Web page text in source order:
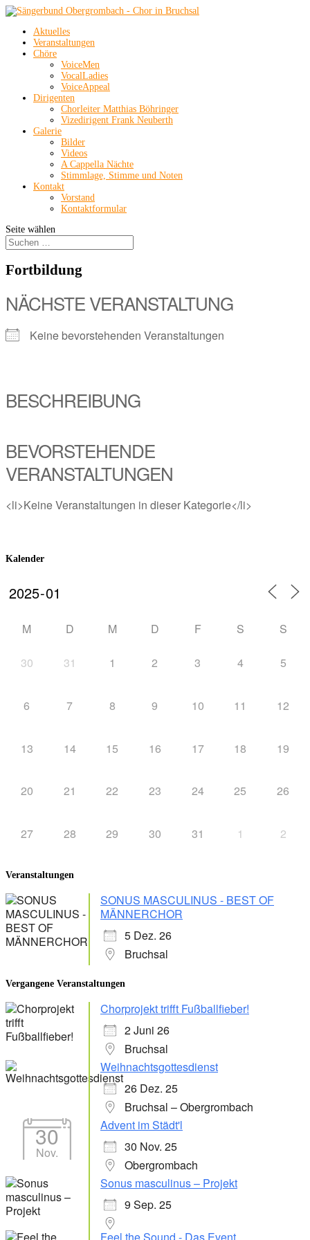
Aktuelles
Veranstaltungen
Chöre
VoiceMen
VocalLadies
VoiceAppeal
Dirigenten
Chorleiter Matthias Böhringer
Vizedirigent Frank Neuberth
Galerie
Bilder
Videos
A Cappella Nächte
Stimmlage, Stimme und Noten
Kontakt
Vorstand
Kontaktformular
Seite wählen
Fortbildung
NÄCHSTE VERANSTALTUNG
Keine bevorstehenden Veranstaltungen
BESCHREIBUNG
BEVORSTEHENDE
VERANSTALTUNGEN
<li>Keine Veranstaltungen in dieser Kategorie</li>
Kalender
M D M D F S S
30 31 1 2 3 4 5
6 7 8 9 10 11 12
13 14 15 16 17 18 19
20 21 22 23 24 25 26
27 28 29 30 31 1 2
Veranstaltungen
SONUS MASCULINUS - BEST OF
MÄNNERCHOR
5 Dez. 26
Bruchsal
Vergangene Veranstaltungen
Chorprojekt trifft Fußballfieber!
2 Juni 26
Bruchsal
Weihnachtsgottesdienst
26 Dez. 25
Bruchsal – Obergrombach
30
Nov.
Advent im Städt'l
30 Nov. 25
Obergrombach
Sonus masculinus – Projekt
9 Sep. 25